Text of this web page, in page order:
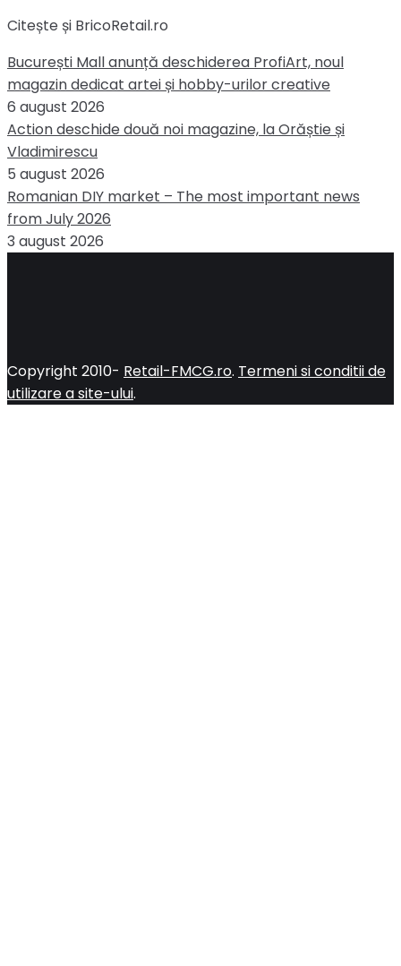
Citește și BricoRetail.ro
București Mall anunță deschiderea ProfiArt, noul
magazin dedicat artei și hobby-urilor creative
6 august 2026
Action deschide două noi magazine, la Orăștie și
Vladimirescu
5 august 2026
Romanian DIY market – The most important news
from July 2026
3 august 2026
Copyright 2010- Retail-FMCG.ro. Termeni si conditii de
utilizare a site-ului.